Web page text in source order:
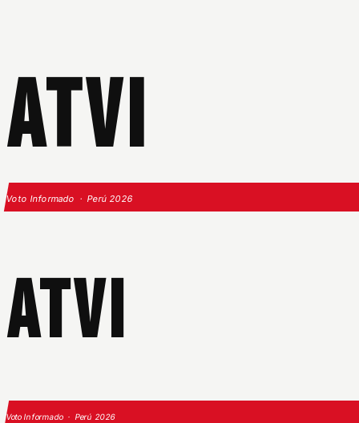
ATVI
Voto Informado · Perú 2026
ATVI
Voto Informado · Perú 2026